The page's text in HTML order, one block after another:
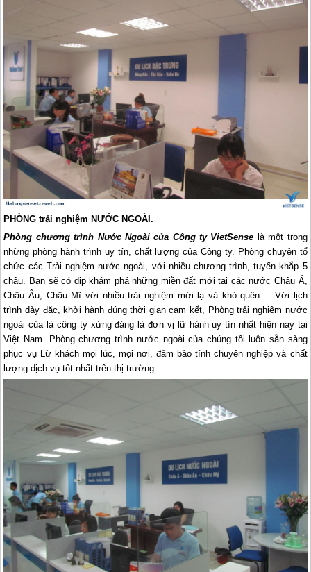
PHÒNG trải nghiệm NƯỚC NGOÀI.
Phòng chương trình Nước Ngoài của Công ty VietSense là một trong
những phòng hành trình uy tín, chất lượng của Công ty. Phòng chuyên tổ
chức các Trải nghiệm nước ngoài, với nhiều chương trình, tuyến khắp 5
châu. Bạn sẽ có dịp khám phá những miền đất mới tại các nước Châu Á,
Châu Âu, Châu Mĩ với nhiều trải nghiệm mới lạ và khó quên.... Với lịch
trình dày đặc, khởi hành đúng thời gian cam kết, Phòng trải nghiệm nước
ngoài của là công ty xứng đáng là đơn vị lữ hành uy tín nhất hiện nay tại
Việt Nam. Phòng chương trình nước ngoài của chúng tôi luôn sẵn sàng
phục vụ Lữ khách mọi lúc, mọi nơi, đảm bảo tính chuyên nghiệp và chất
lượng dịch vụ tốt nhất trên thị trường.